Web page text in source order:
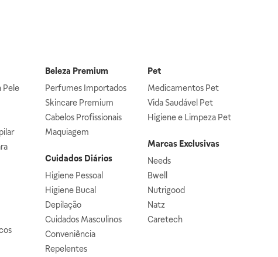
Pele
Beleza Premium
Perfumes Importados
Skincare Premium
Cabelos Profissionais
Maquiagem
Cuidados Diários
Higiene Pessoal
Higiene Bucal
Depilação
Cuidados Masculinos
Conveniência
Repelentes
Pet
Medicamentos Pet
Vida Saudável Pet
Higiene e Limpeza Pet
Marcas Exclusivas
Needs
Bwell
Nutrigood
Natz
Caretech